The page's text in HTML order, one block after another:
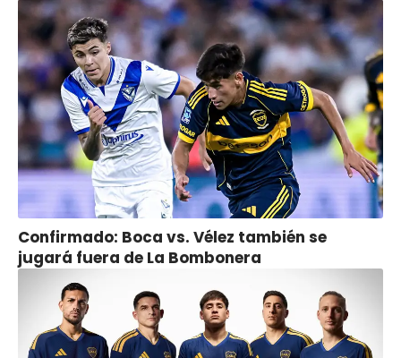
Confirmado: Boca vs. Vélez también se
jugará fuera de La Bombonera